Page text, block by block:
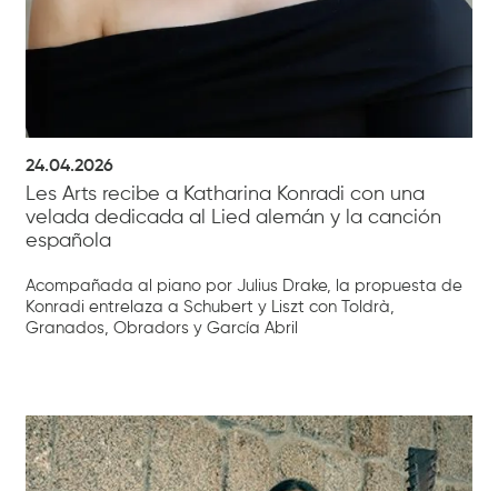
24.04.2026
Les Arts recibe a Katharina Konradi con una
velada dedicada al Lied alemán y la canción
española
Acompañada al piano por Julius Drake, la propuesta de
Konradi entrelaza a Schubert y Liszt con Toldrà,
Granados, Obradors y García Abril